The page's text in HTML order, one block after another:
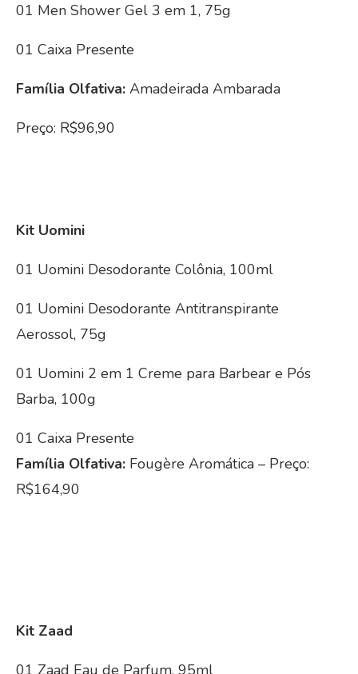
01 Men Shower Gel 3 em 1, 75g
01 Caixa Presente
Família Olfativa: Amadeirada Ambarada
Preço: R$96,90
Kit Uomini
01 Uomini Desodorante Colônia, 100ml
01 Uomini Desodorante Antitranspirante
Aerossol, 75g
01 Uomini 2 em 1 Creme para Barbear e Pós
Barba, 100g
01 Caixa Presente
Família Olfativa: Fougère Aromática – Preço:
R$164,90
Kit Zaad